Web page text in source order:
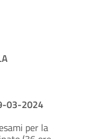
03-2024
per la